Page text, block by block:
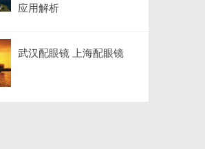
应用解析
武汉配眼镜 上海配眼镜